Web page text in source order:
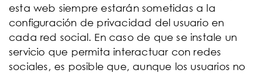
esta web siempre estarán sometidas a la
configuración de privacidad del usuario en
cada red social. En caso de que se instale un
servicio que permita interactuar con redes
sociales, es posible que, aunque los usuarios no